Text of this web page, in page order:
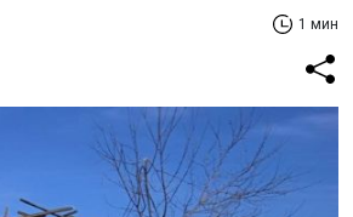
1 мин